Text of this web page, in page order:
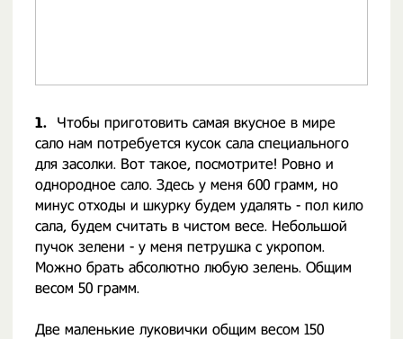
1.
Чтобы приготовить самая вкусное в мире
сало нам потребуется кусок сала специального
для засолки. Вот такое, посмотрите! Ровно и
однородное сало. Здесь у меня 600 грамм, но
минус отходы и шкурку будем удалять - пол кило
сала, будем считать в чистом весе. Небольшой
пучок зелени - у меня петрушка с укропом.
Можно брать абсолютно любую зелень. Общим
весом 50 грамм.
Две маленькие луковички общим весом 150